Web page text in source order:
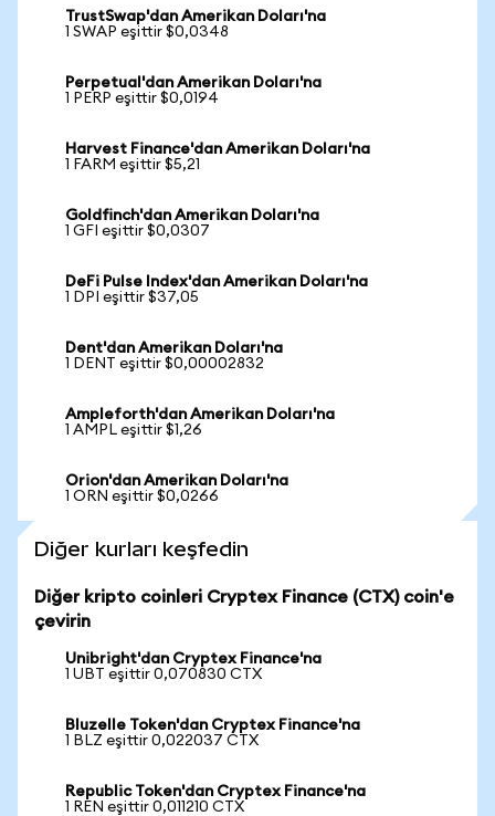
TrustSwap'dan Amerikan Doları'na
1 SWAP eşittir $0,0348
Perpetual'dan Amerikan Doları'na
1 PERP eşittir $0,0194
Harvest Finance'dan Amerikan Doları'na
1 FARM eşittir $5,21
Goldfinch'dan Amerikan Doları'na
1 GFI eşittir $0,0307
DeFi Pulse Index'dan Amerikan Doları'na
1 DPI eşittir $37,05
Dent'dan Amerikan Doları'na
1 DENT eşittir $0,00002832
Ampleforth'dan Amerikan Doları'na
1 AMPL eşittir $1,26
Orion'dan Amerikan Doları'na
1 ORN eşittir $0,0266
Diğer kurları keşfedin
Diğer kripto coinleri Cryptex Finance (CTX) coin'e
çevirin
Unibright'dan Cryptex Finance'na
1 UBT eşittir 0,070830 CTX
Bluzelle Token'dan Cryptex Finance'na
1 BLZ eşittir 0,022037 CTX
Republic Token'dan Cryptex Finance'na
1 REN eşittir 0,011210 CTX